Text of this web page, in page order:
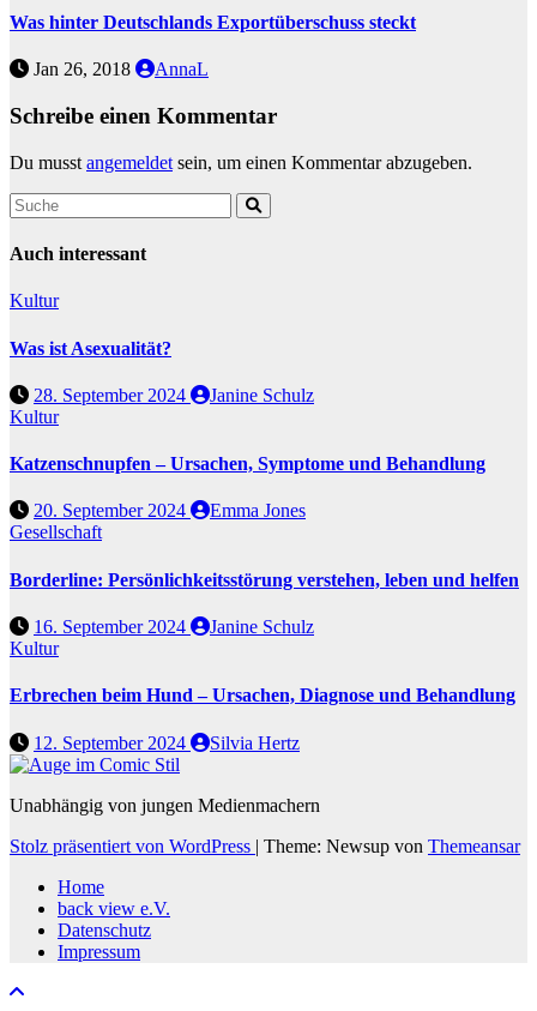
Was hinter Deutschlands Exportüberschuss steckt
Jan 26, 2018 AnnaL
Schreibe einen Kommentar
Du musst angemeldet sein, um einen Kommentar abzugeben.
Auch interessant
Kultur
Was ist Asexualität?
28. September 2024
Janine Schulz
Kultur
Katzenschnupfen – Ursachen, Symptome und Behandlung
20. September 2024
Emma Jones
Gesellschaft
Borderline: Persönlichkeitsstörung verstehen, leben und helfen
16. September 2024
Janine Schulz
Kultur
Erbrechen beim Hund – Ursachen, Diagnose und Behandlung
12. September 2024 Silvia Hertz
Unabhängig von jungen Medienmachern
Stolz präsentiert von WordPress | Theme: Newsup von Themeansar
Home
back view e.V.
Datenschutz
Impressum